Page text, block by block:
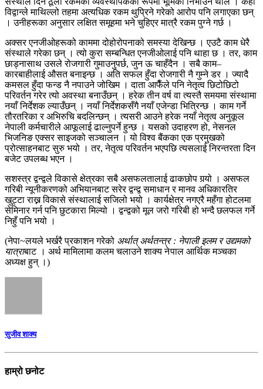
विद्वान्ले माथिल्लो तहमा अत्यधिक रकम थुप्रिने गरेको आरोप पनि लगाएका छन्
। उनीहरूका अनुसार लक्षित समूहमा भने चुहिएर मात्रै रकम पुग्ने गर्छ ।
अक्सर एनजीओहरूको काममा दोहोरोपनाको समस्या देखिन्छ । एउटै काम धेरै
संस्थाले गरेका छन् । त्यो कुरा सम्बन्धित एनजीओलाई पनि थाहा छ । तर, काम
छाड्नासाथ उसले रोजगारी गुमाउनुपर्छ, जुन ऊ चाहँदैन । सबै काम–
कारबाहीलाई औसत बनाइन्छ । अति सफल हुँदा रोजगारी नै गुम्ने डर । ज्यादै
कमसल हुँदा फन्ड नै नपाउने जोखिम । दाता आफैँले पनि नेतृत्व छिटोछिटो
परिवर्तन गरेर त्यो अवस्था बनाउँछन् । हरेक तीन वर्ष वा त्यस्तै समयमा संस्थामा
नयाँ निर्देशक ल्याउँछन् । नयाँ निर्देशकसँगै नयाँ एजेन्डा भित्रिन्छ । काम गर्ने
तौरतरिका र अभिरुचि बदलिन्छन् । त्यसरी आउने हरेक नयाँ नेतृत्व अनुकूल
नेपाली कर्मचारीले आफूलाई ढाल्नुपर्ने हुन्छ । यसको उदाहरण हो, नेसनल
भिजनिङ एक्सर साइजको सञ्चालन । यो विश्व बैंकका एक प्रमुखको
प्रोत्साहनबाट सुरु भयो । तर, नेतृत्व परिवर्तन भएपछि त्यसलाई निरन्तरता दिन
बजेट उपलब्ध भएन ।
सशस्त्र द्वन्द्वले विकासे क्षेत्रका सबै असफलतालाई ढाकछोप गर्‍यो । असफल
गरिबी न्यूनीकरणको अभियानबाट सरेर द्वन्द्व समाधान र मानव अधिकारतिर
खुट्टा राख्न विकासे संस्थालाई सजिलो भयो । कार्यक्षेत्र नगएरै महँगा होटलमा
सेमिनार गर्न पनि छुटकारा मिल्यो । द्वन्द्वको मूल जरो गरिबी हो भन्दै छलफल गर्ने
निहुँ पनि भयो ।
(नेपा~लयले भर्खरै प्रकाशन गरेको अर्थात् अर्थतन्त्र: नेपाली इलम र उद्यमको
यात्राबाट । अर्थ मामिलामा कलम चलाउने शाक्य ने पाल आर्थिक मञ्चका
अध्यक्ष हुन् ।)
सुजीव शाक्य
हाम्रो छनोट